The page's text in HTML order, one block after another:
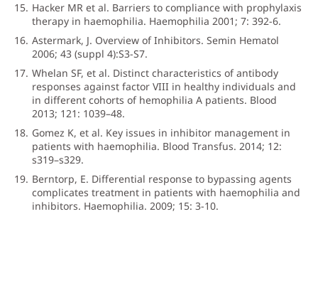
Hacker MR et al. Barriers to compliance with prophylaxis
therapy in haemophilia. Haemophilia 2001; 7: 392-6.
Astermark, J. Overview of Inhibitors. Semin Hematol
2006; 43 (suppl 4):S3-S7.
Whelan SF, et al. Distinct characteristics of antibody
responses against factor VIII in healthy individuals and
in different cohorts of hemophilia A patients. Blood
2013; 121: 1039–48.
Gomez K, et al. Key issues in inhibitor management in
patients with haemophilia. Blood Transfus. 2014; 12:
s319–s329.
Berntorp, E. Differential response to bypassing agents
complicates treatment in patients with haemophilia and
inhibitors. Haemophilia. 2009; 15: 3-10.